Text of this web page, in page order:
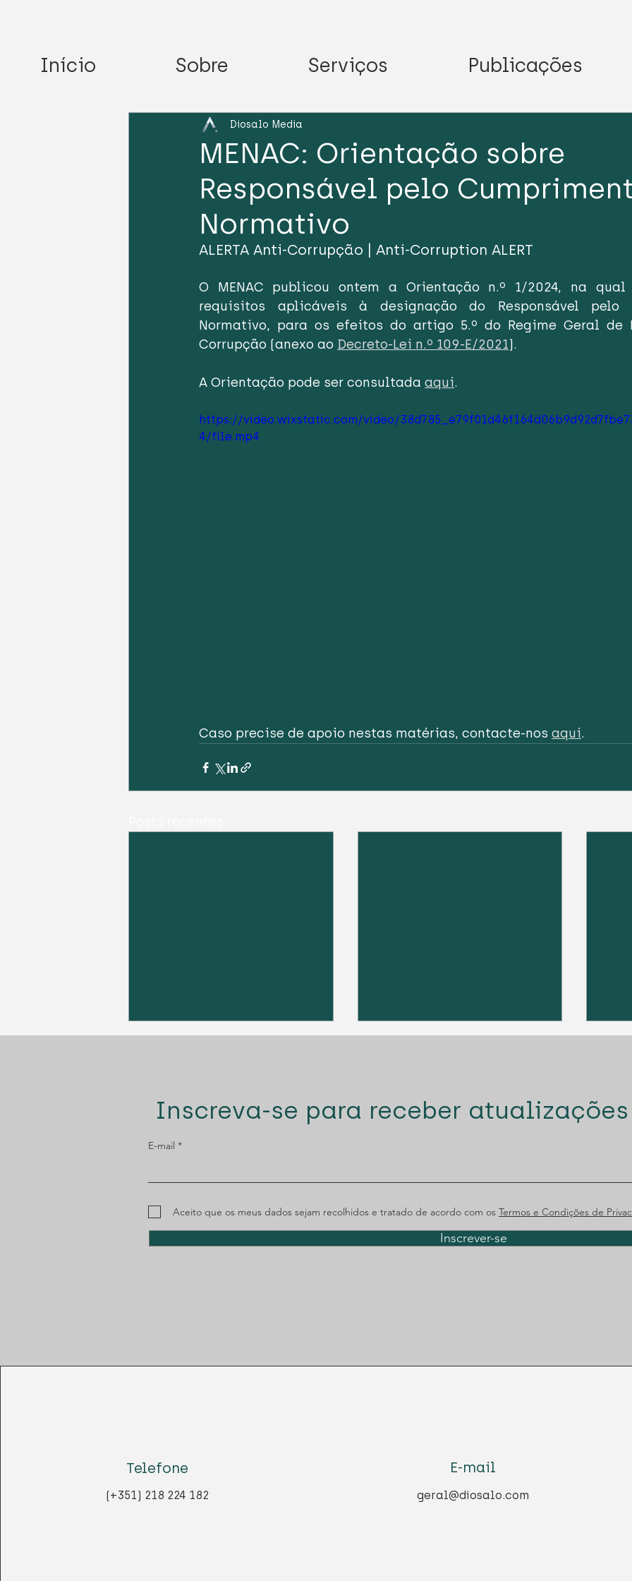
Início Sobre Serviços Publicações
MENAC: Orientação sobre
Responsável pelo
Normativo
Diosalo Media
ALERTA Anti-Corrupção | Anti-Corruption ALERT
O MENAC publicou ontem a Orientação n.º 1/2024, na
requisitos aplicáveis à designação do Responsável pelo
Normativo, para os efeitos do artigo 5.º do Regime Geral de
Corrupção (anexo ao Decreto-Lei n.º 109-E/2021).
A Orientação pode ser consultada aqui.
https://video.wixstatic.com/video/
4/file.mp4
Caso precise de apoio nestas matérias, contacte-nos aqui.
Inscreva-se para receber
E-mail
Aceito que os meus dados sejam recolhidos e tratado de acordo com os Termos e Condições de
Inscrever-se
Telefone
(+351) 218 224 182
E-mail
geral@diosalo.com